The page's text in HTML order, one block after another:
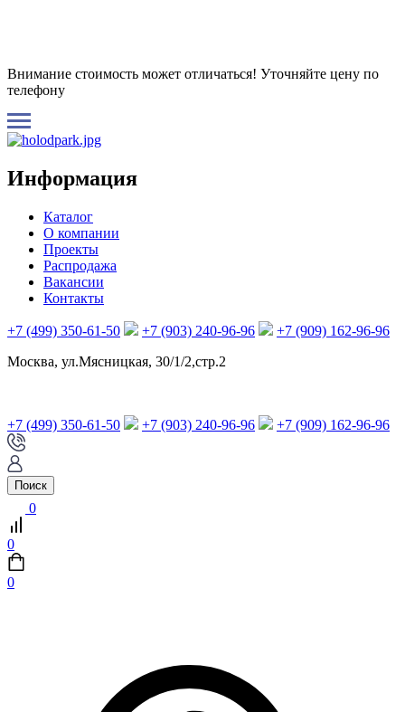
Внимание стоимость может отличаться! Уточняйте цену по
телефону
Информация
Каталог
О компании
Проекты
Распродажа
Вакансии
Контакты
+7 (499) 350-61-50 +7 (903) 240-96-96
+7 (909) 162-96-96
Москва, ул.Мясницкая, 30/1/2,стр.2
+7 (499) 350-61-50 +7 (903) 240-96-96 +7 (909) 162-96-96
Поиск
0
0
0